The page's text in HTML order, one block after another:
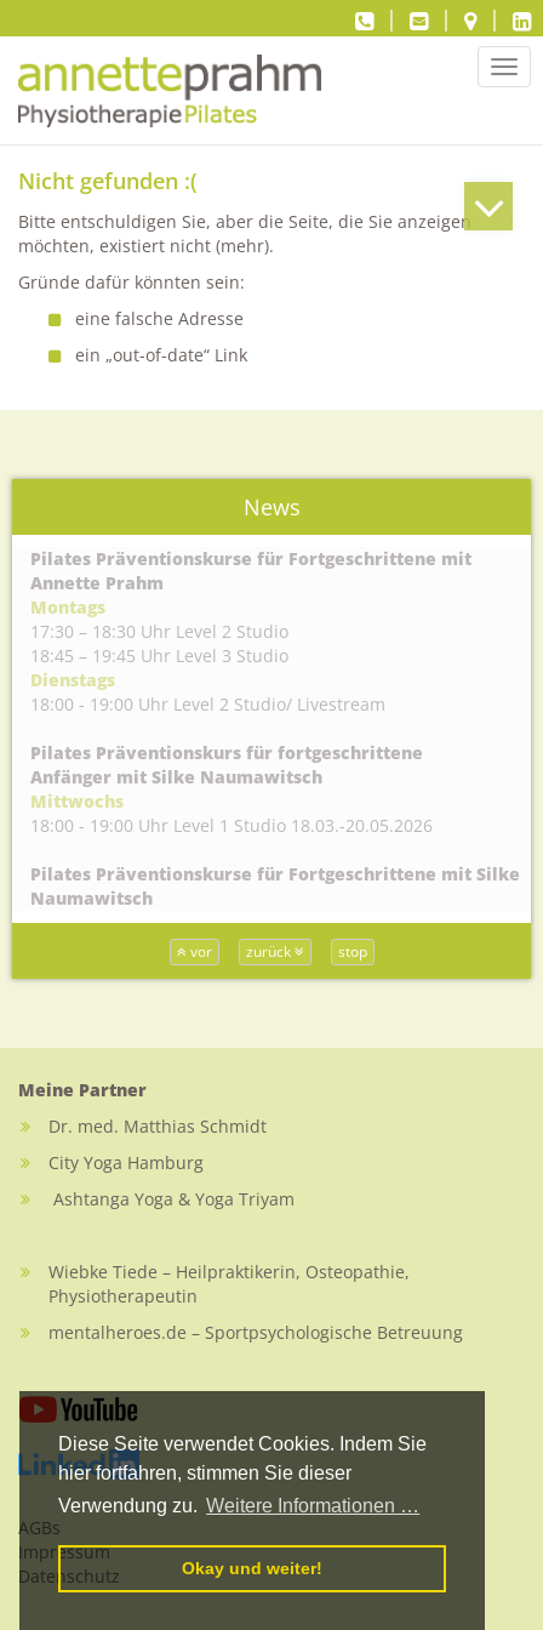
Diese Seite verwendet Cookies. Indem Sie
hier fortfahren, stimmen Sie dieser
Verwendung zu. Weitere Informationen …
Okay und weiter!
| | |
Nicht gefunden :(
Bitte entschuldigen Sie, aber die Seite, die Sie anzeigen
möchten, existiert nicht (mehr).
Gründe dafür könnten sein:
eine falsche Adresse
ein „out-of-date“ Link
News
Pilates Präventionskurse für Fortgeschrittene mit
Annette Prahm
Montags
17:30 – 18:30 Uhr Level 2 Studio
18:45 – 19:45 Uhr Level 3 Studio
Dienstags
18:00 - 19:00 Uhr Level 2 Studio/ Livestream
Pilates Präventionskurs für fortgeschrittene
Anfänger mit Silke Naumawitsch
Mittwochs
18:00 - 19:00 Uhr Level 1 Studio 18.03.-20.05.2026
Pilates Präventionskurse für Fortgeschrittene mit Silke
Naumawitsch
Dienstags
8:30 - 9:30 Uhr Level 1-2 Studio
Britt Worofsky
Donnerstags
20:30 - 21:30 Uhr Level 1 Studio
Pilates Wochenende im Seehotel Neuklostersee 2026
mehr zu den Reisen unterPilates-Reisen
Online und Studio Klassen als Einzelstunden buchbar
vor zurück stop
Meine Partner
Dr. med. Matthias Schmidt
City Yoga Hamburg
Ashtanga Yoga & Yoga Triyam
Wiebke Tiede – Heilpraktikerin, Osteopathie,
Physiotherapeutin
mentalheroes.de – Sportpsychologische Betreuung
AGBs
Impressum
Datenschutz